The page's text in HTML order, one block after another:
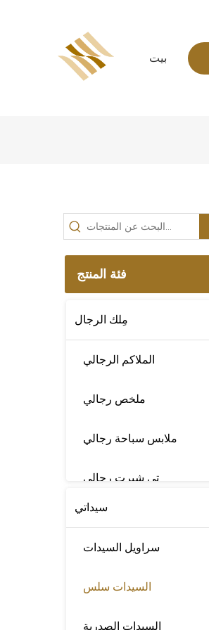
بيت
فئة المنتج
مِلك الرجال
الملاكم الرجالي
ملخص رجالي
ملابس سباحة رجالي
تي شيرت رجالي
ملابس داخلية رياضية
الملابس الداخلية الحرارية
سيداتي
سراويل السيدات
السيدات سلس
السيدات الصدرية